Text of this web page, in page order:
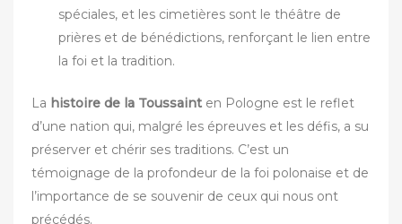
spéciales, et les cimetières sont le théâtre de
prières et de bénédictions, renforçant le lien entre
la foi et la tradition.
La histoire de la Toussaint en Pologne est le reflet
d’une nation qui, malgré les épreuves et les défis, a su
préserver et chérir ses traditions. C’est un
témoignage de la profondeur de la foi polonaise et de
l’importance de se souvenir de ceux qui nous ont
précédés.